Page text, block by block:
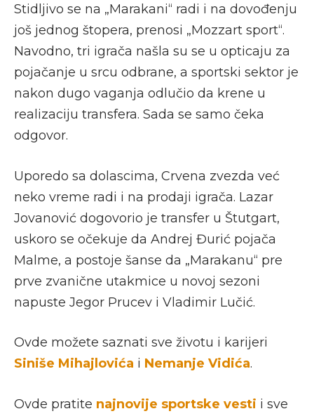
Stidljivo se na „Marakani“ radi i na dovođenju
još jednog štopera, prenosi „Mozzart sport“.
Navodno, tri igrača našla su se u opticaju za
pojačanje u srcu odbrane, a sportski sektor je
nakon dugo vaganja odlučio da krene u
realizaciju transfera. Sada se samo čeka
odgovor.
Uporedo sa dolascima, Crvena zvezda već
neko vreme radi i na prodaji igrača. Lazar
Jovanović dogovorio je transfer u Štutgart,
uskoro se očekuje da Andrej Đurić pojača
Malme, a postoje šanse da „Marakanu“ pre
prve zvanične utakmice u novoj sezoni
napuste Jegor Prucev i Vladimir Lučić.
Ovde možete saznati sve životu i karijeri
Siniše Mihajlovića i Nemanje Vidića.
Ovde pratite najnovije sportske vesti i sve